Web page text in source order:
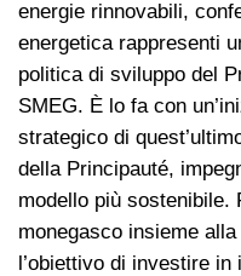
energie rinnovabili,
energetica rappresenti
politica di sviluppo del
SMEG. È lo fa con
strategico di
della Principauté,
modello più sostenibile.
monegasco insieme
l’obiettivo di investire